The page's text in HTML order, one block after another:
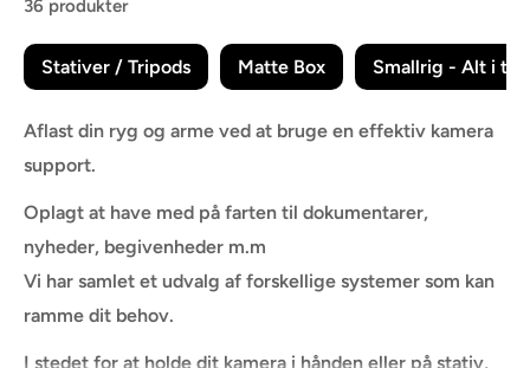
36 produkter
Stativer / Tripods Matte Box Smallrig - Alt i
Aflast din ryg og arme ved at bruge en effektiv kamera
support.
Oplagt at have med på farten til dokumentarer,
nyheder, begivenheder m.m
Vi har samlet et udvalg af forskellige systemer som kan
ramme dit behov.
I stedet for at holde dit kamera i hånden eller på stativ,